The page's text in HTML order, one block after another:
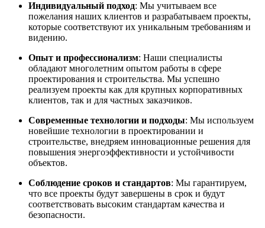
Индивидуальный подход: Мы учитываем все
пожелания наших клиентов и разрабатываем проекты,
которые соответствуют их уникальным требованиям и
видению.
Опыт и профессионализм: Наши специалисты
обладают многолетним опытом работы в сфере
проектирования и строительства. Мы успешно
реализуем проекты как для крупных корпоративных
клиентов, так и для частных заказчиков.
Современные технологии и подходы: Мы используем
новейшие технологии в проектировании и
строительстве, внедряем инновационные решения для
повышения энергоэффективности и устойчивости
объектов.
Соблюдение сроков и стандартов: Мы гарантируем,
что все проекты будут завершены в срок и будут
соответствовать высоким стандартам качества и
безопасности.